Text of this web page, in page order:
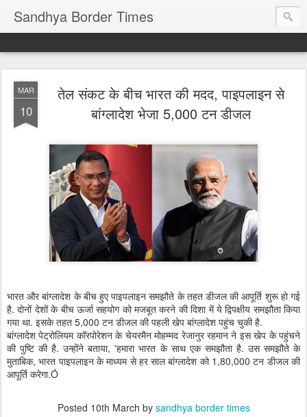
Sandhya Border Times
MAR
10
तेल संकट के बीच भारत की मदद, पाइपलाइन से
बांग्लादेश भेजा 5,000 टन डीजल
भारत और बांग्लादेश के बीच हुए पाइपलाइन समझौते के तहत डीजल की आपूर्ति शुरू हो गई
है. दोनों देशों के बीच ऊर्जा सहयोग को मजबूत करने की दिशा में ये द्विपक्षीय समझौता किया
गया था. इसके तहत 5,000 टन डीजल की पहली खेप बांग्लादेश पहुंच चुकी है.
बांग्लादेश पेट्रोलियम कॉरपोरेशन के चेयरमैन मोहम्मद रेजानुर रहमान ने इस खेप के पहुंचने
की पुष्टि की है. उन्होंने बताया, 'हमारा भारत के साथ एक समझौता है. उस समझौते के
मुताबिक, भारत पाइपलाइन के माध्यम से हर साल बांग्लादेश को 1,80,000 टन डीजल की
आपूर्ति करेगा.Ó
Posted 10th March by sandhya border times